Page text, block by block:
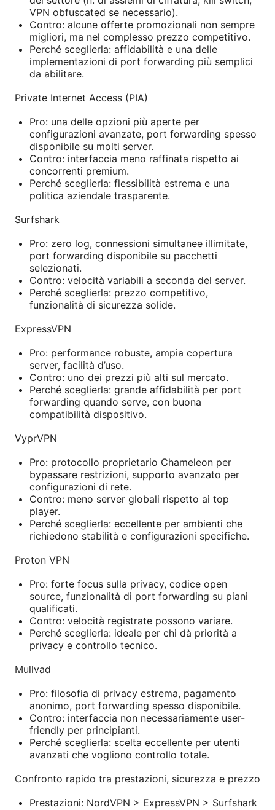
VPN obfuscated se necessario).
Contro: alcune offerte promozionali non sempre
migliori, ma nel complesso prezzo competitivo.
Perché sceglierla: affidabilità e una delle
implementazioni di port forwarding più semplici
da abilitare.
Private Internet Access (PIA)
Pro: una delle opzioni più aperte per
configurazioni avanzate, port forwarding spesso
disponibile su molti server.
Contro: interfaccia meno raffinata rispetto ai
concorrenti premium.
Perché sceglierla: flessibilità estrema e una
politica aziendale trasparente.
Surfshark
Pro: zero log, connessioni simultanee illimitate,
port forwarding disponibile su pacchetti
selezionati.
Contro: velocità variabili a seconda del server.
Perché sceglierla: prezzo competitivo,
funzionalità di sicurezza solide.
ExpressVPN
Pro: performance robuste, ampia copertura
server, facilità d’uso.
Contro: uno dei prezzi più alti sul mercato.
Perché sceglierla: grande affidabilità per port
forwarding quando serve, con buona
compatibilità dispositivo.
VyprVPN
Pro: protocollo proprietario Chameleon per
bypassare restrizioni, supporto avanzato per
configurazioni di rete.
Contro: meno server globali rispetto ai top
player.
Perché sceglierla: eccellente per ambienti che
richiedono stabilità e configurazioni specifiche.
Proton VPN
Pro: forte focus sulla privacy, codice open
source, funzionalità di port forwarding su piani
qualificati.
Contro: velocità registrate possono variare.
Perché sceglierla: ideale per chi dà priorità a
privacy e controllo tecnico.
Mullvad
Pro: filosofia di privacy estrema, pagamento
anonimo, port forwarding spesso disponibile.
Contro: interfaccia non necessariamente user-
friendly per principianti.
Perché sceglierla: scelta eccellente per utenti
avanzati che vogliono controllo totale.
Confronto rapido tra prestazioni, sicurezza e prezzo
Prestazioni: NordVPN > ExpressVPN > Surfshark